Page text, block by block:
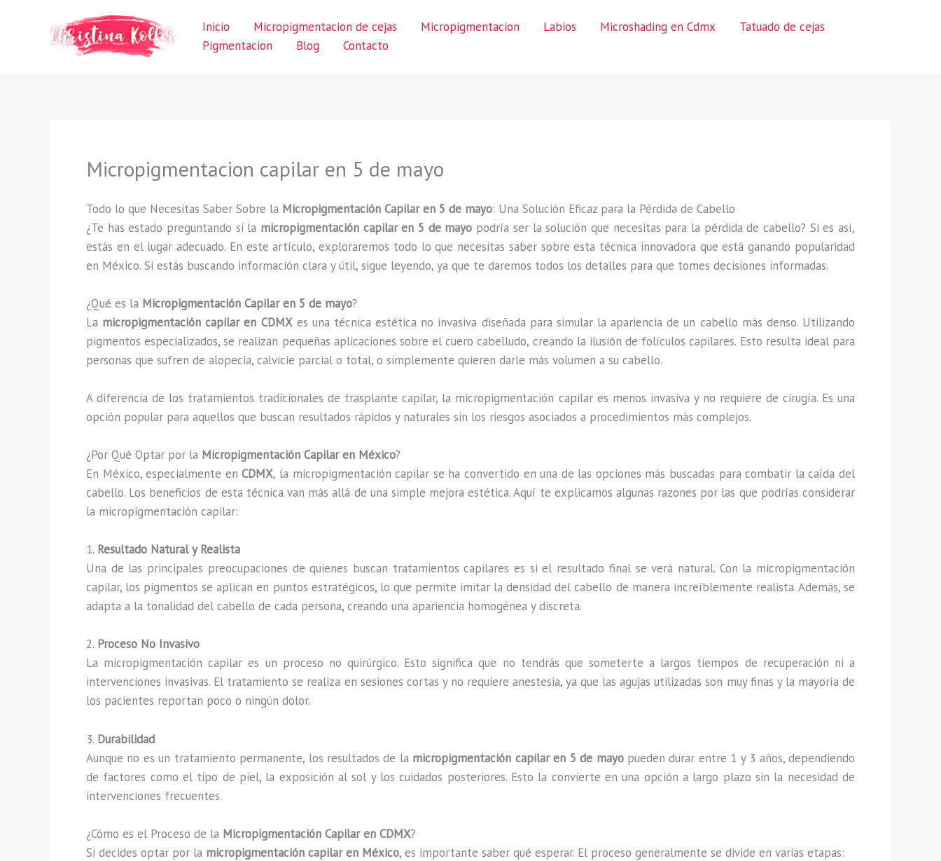
Inicio Micropigmentacion de cejas Micropigmentacion Labios Microshading en Cdmx
Tatuado de cejas
Pigmentacion
Blog Contacto
Micropigmentacion capilar en 5 de mayo
Todo lo que Necesitas Saber Sobre la Micropigmentación Capilar en 5 de mayo: Una Solución Eficaz para la Pérdida de Cabello
¿Te has estado preguntando si la micropigmentación capilar en 5 de mayo podría ser la solución que necesitas para la pérdida de cabello? Si es así,
estás en el lugar adecuado. En este artículo, exploraremos todo lo que necesitas saber sobre esta técnica innovadora que está ganando popularidad
en México. Si estás buscando información clara y útil, sigue leyendo, ya que te daremos todos los detalles para que tomes decisiones informadas.
¿Qué es la Micropigmentación Capilar en 5 de mayo?
La micropigmentación capilar en CDMXes una técnica estética no invasiva diseñada para simular la apariencia de un cabello más denso. Utilizando
pigmentos especializados, se realizan pequeñas aplicaciones sobre el cuero cabelludo, creando la ilusión de folículos capilares. Esto resulta ideal para
personas que sufren de alopecia, calvicie parcial o total, o simplemente quieren darle más volumen a su cabello.
A diferencia de los tratamientos tradicionales de trasplante capilar, la micropigmentación capilar es menos invasiva y no requiere de cirugía. Es una
opción popular para aquellos que buscan resultados rápidos y naturales sin los riesgos asociados a procedimientos más complejos.
¿Por Qué Optar por la Micropigmentación Capilar en México?
En México, especialmente enCDMX, la micropigmentación capilar se ha convertido en una de las opciones más buscadas para combatir la caída del
cabello. Los beneficios de esta técnica van más allá de una simple mejora estética. Aquí te explicamos algunas razones por las que podrías considerar
la micropigmentación capilar:
1. Resultado Natural y Realista
Una de las principales preocupaciones de quienes buscan tratamientos capilares es si el resultado final se verá natural. Con la micropigmentación
capilar, los pigmentos se aplican en puntos estratégicos, lo que permite imitar la densidad del cabello de manera increíblemente realista. Además, se
adapta a la tonalidad del cabello de cada persona, creando una apariencia homogénea y discreta.
2. Proceso No Invasivo
La micropigmentación capilar es un proceso no quirúrgico. Esto significa que no tendrás que someterte a largos tiempos de recuperación ni a
intervenciones invasivas. El tratamiento se realiza en sesiones cortas y no requiere anestesia, ya que las agujas utilizadas son muy finas y la mayoría de
los pacientes reportan poco o ningún dolor.
3. Durabilidad
Aunque no es un tratamiento permanente, los resultados de la micropigmentación capilar en 5 de mayopueden durar entre 1 y 3 años, dependiendo
de factores como el tipo de piel, la exposición al sol y los cuidados posteriores. Esto la convierte en una opción a largo plazo sin la necesidad de
intervenciones frecuentes.
¿Cómo es el Proceso de la Micropigmentación Capilar en CDMX?
Si decides optar por la micropigmentación capilar en México, es importante saber qué esperar. El proceso generalmente se divide en varias etapas: